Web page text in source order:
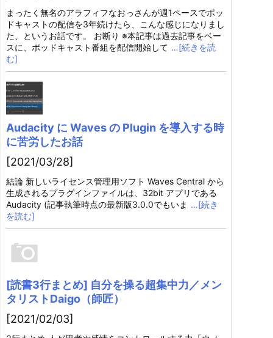
まったく無名のアラフィフなおっさんが週1ペースでポッ
ドキャストの配信を3年続けたら、こんな感じになりまし
た、というお話です。 お断り ※本記事は過去記事をベー
スに、ポッドキャスト番組を配信開始して …[続きを読
む]
Audacity に Waves の Plugin を導入する時
に苦労したお話
[2021/03/28]
結論 新しいライセンス管理用ソフト Waves Central から
生成されるプラグインファイルは、32bit アプリである
Audacity (記事執筆時点の最新版3.0.0でもいま …[続き
を読む]
[読書3行まとめ] 自分を操る超集中力／メン
タリストDaigo（師匠）
[2021/02/03]